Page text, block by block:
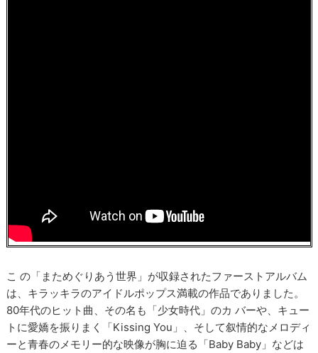
こ の「まためぐりあう世界」が収録されたファーストアルバム
は、キラッキラのアイドルポップス満載の作品でありました。
80年代のヒット曲、その名も「少女時代」のカ バーや、キュー
トに愛嬌を振りまく「Kissing You」、そして叙情的なメロディ
ーと青春のメモリー的な映像が胸に迫る「Baby Baby」などは